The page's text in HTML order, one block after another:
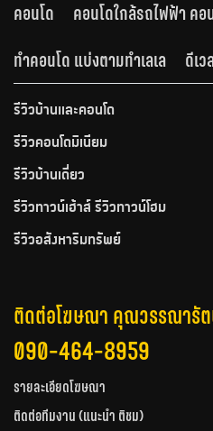
คอนโด
คอนโดใกล้รถไฟฟ้า ค
ทำคอนโด แบ่งตามทำเลเล
ดีเ
รีวิวบ้านและคอนโด
รีวิวคอนโดมิเนียม
รีวิวบ้านเดี่ยว
รีวิวทาวน์เฮ้าส์ รีวิวทาวน์โฮม
รีวิวอสังหาริมทรัพย์
ติดต่อโฆษณา คุณวรรณารั
090-464-8959
รายละเอียดโฆษณา
ติดต่อทีมงาน (แนะนำ ติชม)